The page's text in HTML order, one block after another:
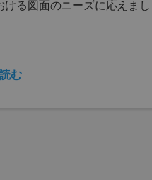
ける図面のニーズに応えまし
読む